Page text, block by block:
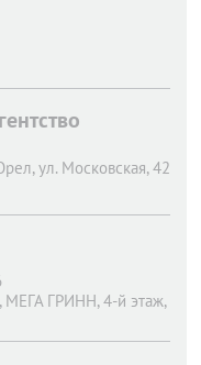
ул. Московская, 42
МЕГА ГРИНН, 4-й этаж,